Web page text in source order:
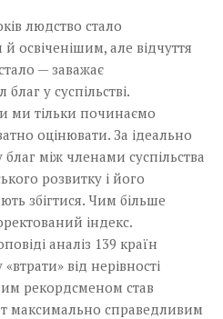
людство стало
освіченішим, але відчуття
— заважає
у суспільстві.
ми тільки починаємо
оцінювати. За ідеально
між членами суспільства
розвитку і його
збігтися. Чим більше
індекс.
аналіз 139 країн
від нерівності
рекордсменом став
максимально справедливим